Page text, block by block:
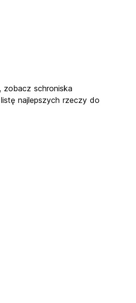
zobacz schroniska
najlepszych rzeczy do